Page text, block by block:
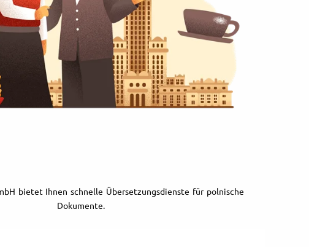
bietet Ihnen schnelle Übersetzungsdienste für polnische
Dokumente.